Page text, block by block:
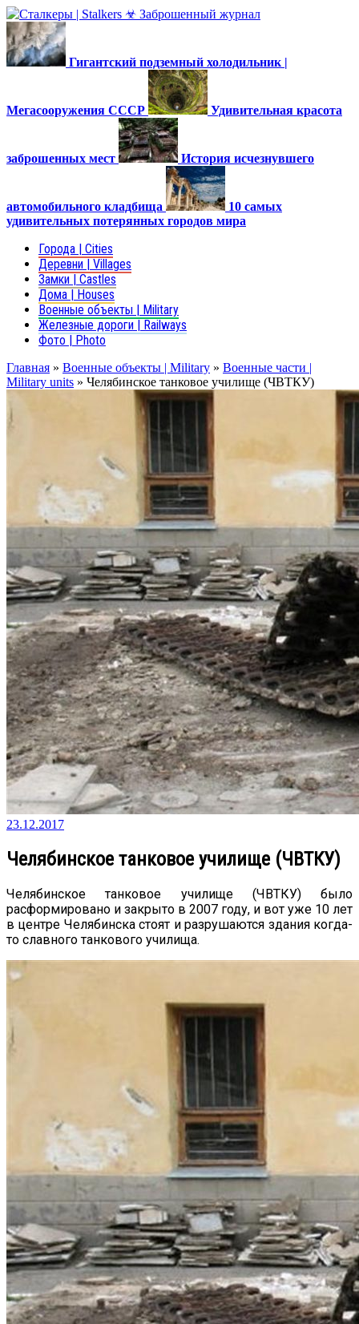
Гигантский подземный холодильник |
Мегасооружения СССР Удивительная красота
заброшенных мест История исчезнувшего
автомобильного кладбища
10 самых
удивительных потерянных городов мира
Города | Cities
Деревни | Villages
Замки | Castles
Дома | Houses
Военные объекты | Military
Железные дороги | Railways
Фото | Photo
Главная » Военные объекты | Military » Военные части |
Military units » Челябинское танковое училище (ЧВТКУ)
23.12.2017
Челябинское танковое училище (ЧВТКУ)
Челябинское танковое училище (ЧВТКУ) было
расформировано и закрыто в 2007 году, и вот уже 10 лет
в центре Челябинска стоят и разрушаются здания когда-
то славного танкового училища.